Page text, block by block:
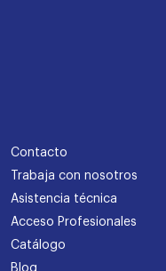
Contacto
Trabaja con nosotros
Asistencia técnica
Acceso Profesionales
Catálogo